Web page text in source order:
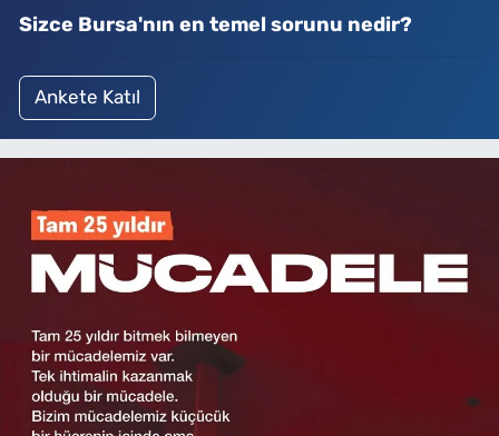
Sizce Bursa'nın en temel sorunu nedir?
Ankete Katıl